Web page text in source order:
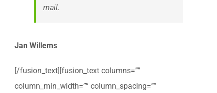
mail.
Jan Willems
[/fusion_text][fusion_text columns=””
column_min_width=”” column_spacing=””